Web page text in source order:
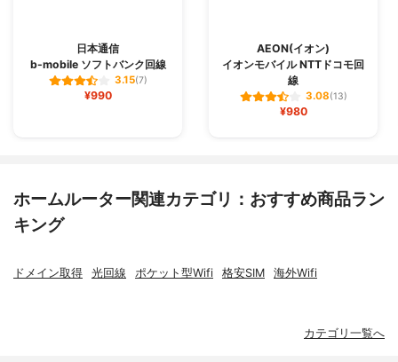
日本通信
b-mobile ソフトバンク回線
3.15(7)
¥990
AEON(イオン)
イオンモバイル NTTドコモ回
線
3.08(13)
¥980
ホームルーター関連カテゴリ：おすすめ商品ラン
キング
ドメイン取得 光回線 ポケット型Wifi 格安SIM 海外Wifi
カテゴリ一覧へ